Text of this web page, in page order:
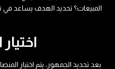
المبيعات؟ تحديد الهدف يساعد في
بعد تحديد الجمهور، يتم اختيار